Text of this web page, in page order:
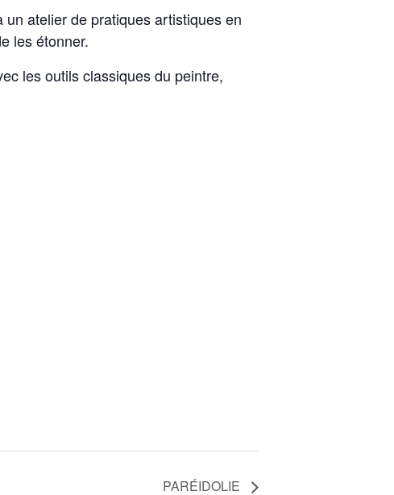
un atelier de pratiques artistiques en
les étonner.
les outils classiques du peintre,
PARÉIDOLIE